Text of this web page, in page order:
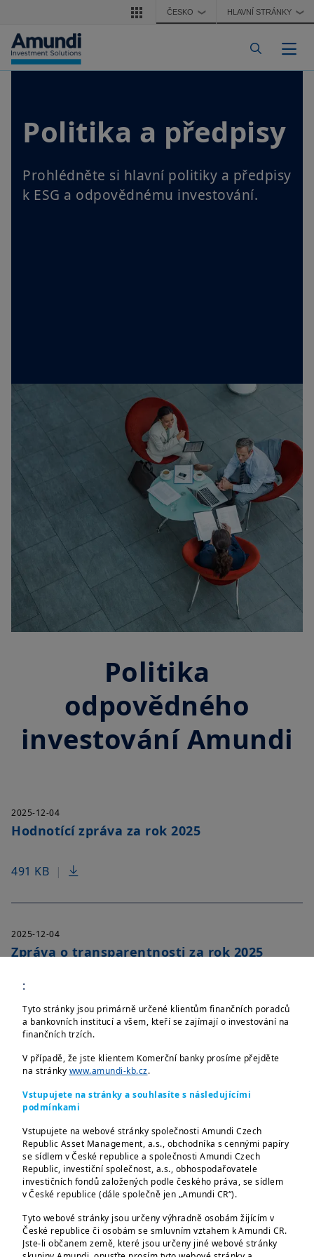
Přejít k hlavnímu obsahu ČESKO ❯ HLAVNÍ STRÁNKY ❯
:
Tyto stránky jsou primárně určené klientům finančních poradců
a bankovních institucí a všem, kteří se zajímají o investování na
finančních trzích.
V případě, že jste klientem Komerční banky prosíme přejděte
na stránky www.amundi-kb.cz.
Vstupujete na stránky a souhlasíte s následujícími
podmínkami
Vstupujete na webové stránky společnosti Amundi Czech
Republic Asset Management, a.s., obchodníka s cennými papíry
se sídlem v České republice a společnosti Amundi Czech
Republic, investiční společnost, a.s., obhospodařovatele
investičních fondů založených podle českého práva, se sídlem
v České republice (dále společně jen „Amundi CR“).
Tyto webové stránky jsou určeny výhradně osobám žijícím v
České republice či osobám se smluvním vztahem k Amundi CR.
Jste-li občanem země, které jsou určeny jiné webové stránky
Politika a předpisy
Prohlédněte si hlavní politiky a předpisy
k ESG a odpovědnému investování.
Politika
odpovědného
investování Amundi
2025-12-04
Hodnotící zpráva za rok 2025
491 KB |
2025-12-04
Zpráva o transparentnosti za rok 2025
1.1 MB
2025-05-11
Politika odpovědného investování Amundi
(EN)
7 MB|
Prohlášení